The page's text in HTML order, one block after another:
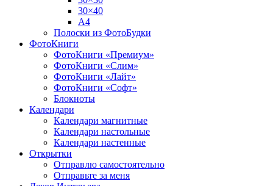
30×40
A4
Полоски из ФотоБудки
ФотоКниги
ФотоКниги «Премиум»
ФотоКниги «Слим»
ФотоКниги «Лайт»
ФотоКниги «Софт»
Блокноты
Календари
Календари магнитные
Календари настольные
Календари настенные
Открытки
Отправлю самостоятельно
Отправьте за меня